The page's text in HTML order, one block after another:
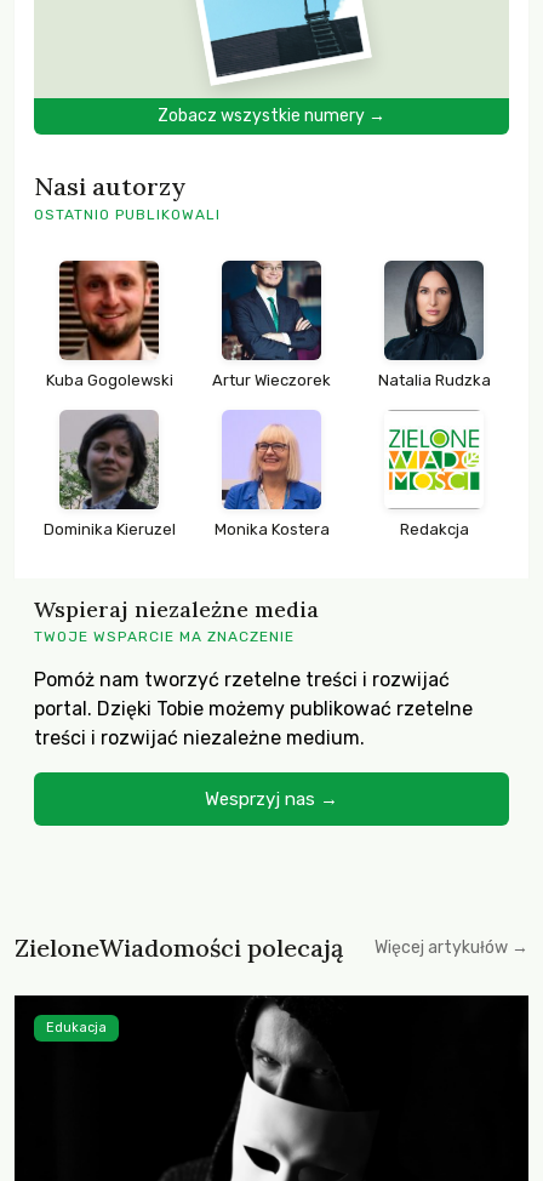
Zobacz wszystkie numery →
Nasi autorzy
OSTATNIO PUBLIKOWALI
Kuba Gogolewski Artur Wieczorek Natalia Rudzka
Dominika Kieruzel Monika Kostera Redakcja
Wspieraj niezależne media
TWOJE WSPARCIE MA ZNACZENIE
Pomóż nam tworzyć rzetelne treści i rozwijać
portal. Dzięki Tobie możemy publikować rzetelne
treści i rozwijać niezależne medium.
Wesprzyj nas →
ZieloneWiadomości polecają Więcej artykułów →
Edukacja